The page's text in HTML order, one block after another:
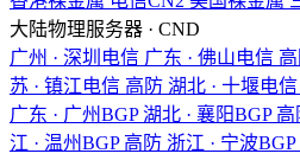
大陆物理服务器 · CND
广州 · 深圳电信 广东 · 佛山电信
苏 · 镇江电信 高防 湖北 · 十堰电信
广东 · 广州BGP 湖北 · 襄阳BGP 高
江 · 温州BGP 高防 浙江 · 宁波BGP